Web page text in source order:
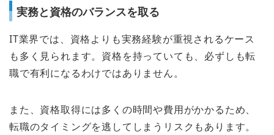
実務と資格のバランスを取る
IT業界では、資格よりも実務経験が重視されるケース
も多く見られます。資格を持っていても、必ずしも転
職で有利になるわけではありません。
また、資格取得には多くの時間や費用がかかるため、
転職のタイミングを逃してしまうリスクもあります。